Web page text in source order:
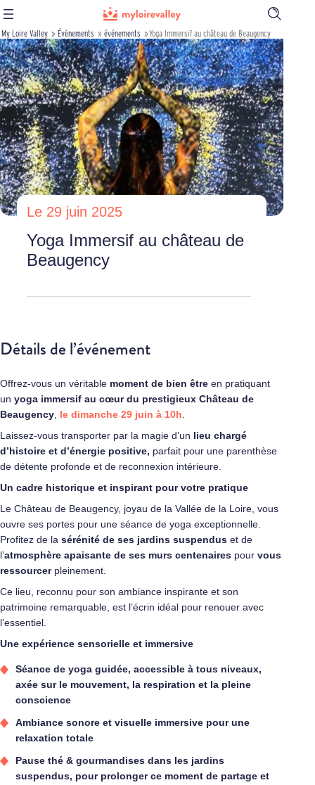
Ouvrir
barre
de
My Loire Valley » Évènements » événements »Yoga Immersif au château de Beaugency
Le 29 juin 2025
Yoga Immersif au château de
Beaugency
Détails de l’événement
Offrez-vous un véritable moment de bien être en pratiquant
un yoga immersif au cœur du prestigieux Château de
Beaugency le dimanche 29 juin à 10h
Laissez-vous transporter par la magie d’un lieu chargé
d’histoire et d’énergie positive, parfait pour une parenthèse
de détente profonde et de reconnexion intérieure.
Un cadre historique et inspirant pour votre pratique
Le Château de Beaugency, joyau de la Vallée de la Loire, vous
ouvre ses portes pour une séance de yoga exceptionnelle.
Profitez de la sérénité de ses jardins suspendus et de
l’atmosphère apaisante de ses murs centenaires pour vous
ressourcerpleinement.
Ce lieu, reconnu pour son ambiance inspirante et son
patrimoine remarquable, est l’écrin idéal pour renouer avec
l’essentiel.
Une expérience sensorielle et immersive
Séance de yoga guidée, accessible à tous niveaux,
axée sur le mouvement, la respiration et la pleine
conscience
Ambiance sonore et visuelle immersive pour une
relaxation totale
Pause thé & gourmandises dans les jardins
suspendus, pour prolonger ce moment de partage et